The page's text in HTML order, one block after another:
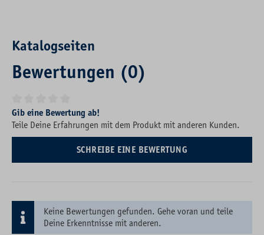
Katalogseiten
Bewertungen (0)
Durchschnittliche Bewertung von 0 von 5 Sternen
Gib eine Bewertung ab!
Teile Deine Erfahrungen mit dem Produkt mit anderen Kunden.
SCHREIBE EINE BEWERTUNG
Keine Bewertungen gefunden. Gehe voran und teile
Deine Erkenntnisse mit anderen.